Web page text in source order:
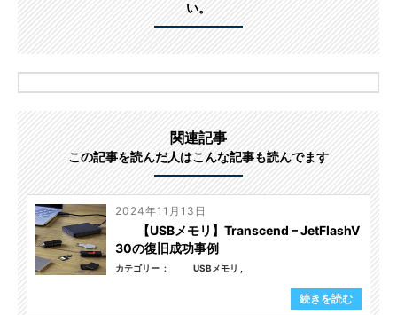
い。
関連記事
この記事を読んだ人はこんな記事も読んでます
2024年11月13日
【USBメモリ】Transcend – JetFlashV
30の復旧成功事例
カテゴリー USBメモリ
続きを読む